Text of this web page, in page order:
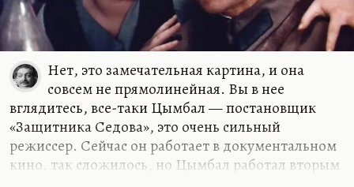
Нет, это замечательная картина, и она
совсем не прямолинейная. Вы в нее
вглядитесь, все-таки Цымбал — постановщик
«Защитника Седова», это очень сильный
режиссер. Сейчас он работает в документальном
кино, так сложилось, но Цымбал работал вторым